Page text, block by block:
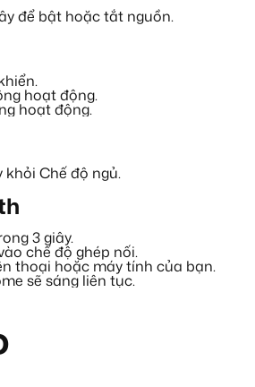
để bật hoặc tắt nguồn.
hoạt động.
hoạt động.
Chế độ ngủ.
3 giây.
chế độ ghép nối.
thoại hoặc máy tính của bạn.
sẽ sáng liên tục.